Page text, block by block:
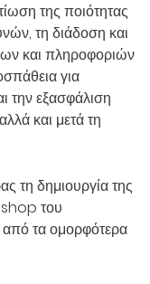
της ποιότητας
τη διάδοση και
και πληροφοριών
για
την εξασφάλιση
και μετά τη
τη δημιουργία της
shop του
τα ομορφότερα